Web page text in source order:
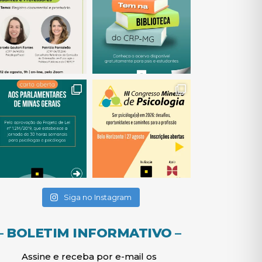
(abre em nova janela) (abre em nova janela)
Siga no Instagram(abre em nova janela)
BOLETIM INFORMATIVO –
Assine e receba por e-mail os